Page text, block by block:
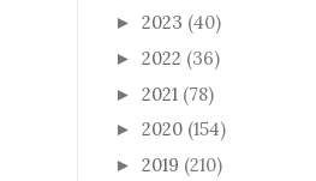
► 2023 (40)
► 2022 (36)
► 2021 (78)
► 2020 (154)
► 2019 (210)